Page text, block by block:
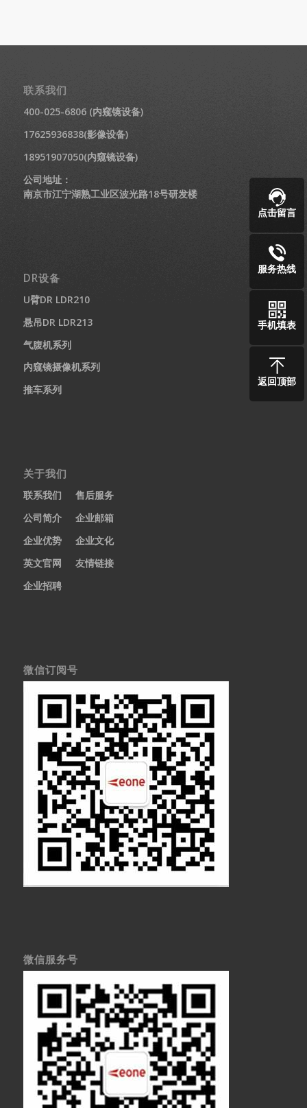
联系我们
400-025-6806 (内窥镜设备)
17625936838(影像设备)
18951907050(内窥镜设备)
公司地址：
南京市江宁湖熟工业区波光路18号研发楼
DR设备
U臂DR LDR210
悬吊DR LDR213
气腹机系列
内窥镜摄像机系列
推车系列
关于我们
联系我们
售后服务
公司简介
企业邮箱
企业优势
企业文化
英文官网
友情链接
企业招聘
微信订阅号
微信服务号
点击留言
服务热线
手机填表
返回顶部